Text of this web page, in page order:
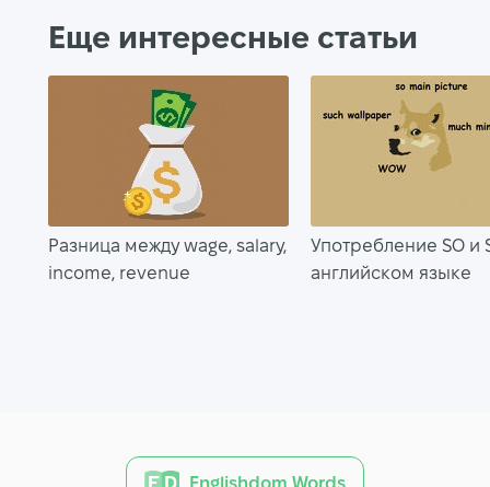
Еще интересные статьи
Разница между wage, salary,
income, revenue
Употребление SO и
английском языке
Englishdom Words